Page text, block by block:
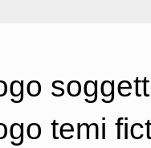
temi